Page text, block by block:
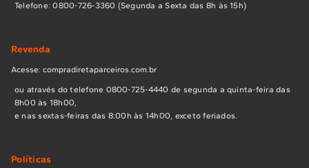
Telefone: 0800-726-3360 (Segunda a Sexta das 8h às 15h)
Revenda
Acesse: compradiretaparceiros.com.br
ou através do telefone 0800-725-4440 de segunda a quinta-feira das
8h00 às 18h00,
e nas sextas-feiras das 8:00h às 14h00, exceto feriados.
Políticas